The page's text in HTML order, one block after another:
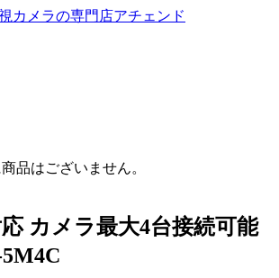
品はございません。
カメラ最大4台接続可能